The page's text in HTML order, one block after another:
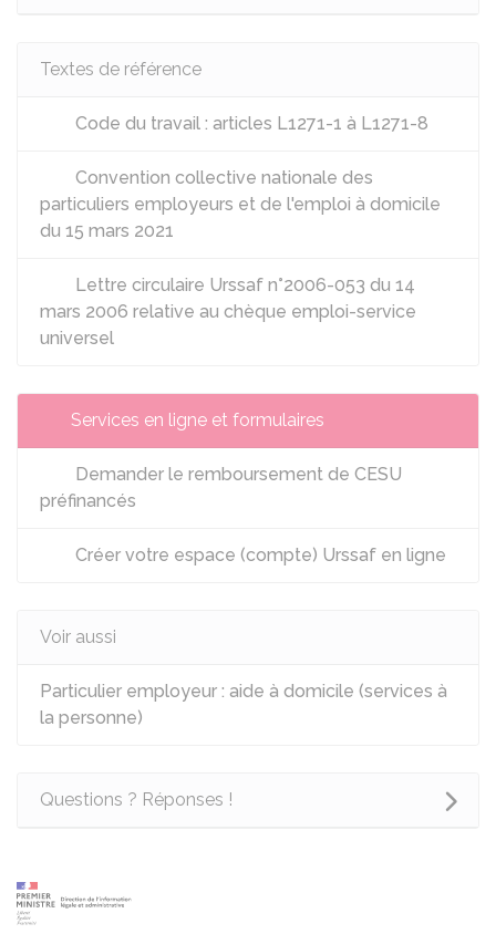
Textes de référence
Code du travail : articles L1271-1 à L1271-8
Convention collective nationale des
particuliers employeurs et de l'emploi à domicile
du 15 mars 2021
Lettre circulaire Urssaf n°2006-053 du 14
mars 2006 relative au chèque emploi-service
universel
Services en ligne et formulaires
Demander le remboursement de CESU
préfinancés
Créer votre espace (compte) Urssaf en ligne
Voir aussi
Particulier employeur : aide à domicile (services à
la personne)
Questions ? Réponses !